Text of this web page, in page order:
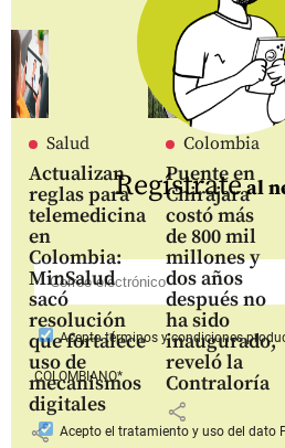
Salud
Actualizan
reglas para
telemedicina
en
Colombia:
MinSalud
sacó
resolución
que fortalece
uso de
mecanismos
digitales
share
Colombia
Puente en
Chirajara
costó más
de 800 mil
millones y
dos años
después no
ha sido
inaugurado,
reveló la
Contraloría
share
Regístrateal
Aceptotérminos y condiciones
COLOMBIANO*
Acepto el tratamiento y uso del dato